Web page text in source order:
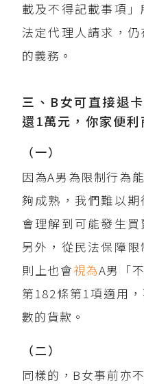
載及不得記載事項
法定代理人請求，
的義務。
三、B女可直接退
還1萬元，你家便
（一）
因為A男為限制行為
夠成熟，我們難以期
會理解到可能發生
另外，從民法保障
則上也會視為A男「
第182條第1項適用
數的貨款。
（二）
同樣的，B女事前亦